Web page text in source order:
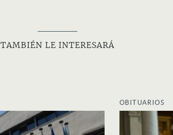
TAMBIÉN LE INTERESARÁ
OBITUARIOS